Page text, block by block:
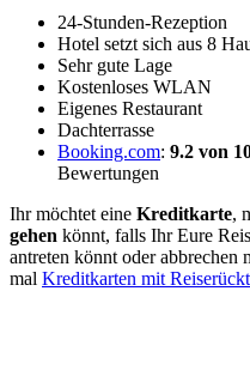
24-Stunden-Rezeption
Hotel setzt sich aus 8
Sehr gute Lage
Kostenloses WLAN
Eigenes Restaurant
Dachterrasse
Booking.com: 9.2 von
Bewertungen
Ihr möchtet eine Kreditkarte,
gehen könnt, falls Ihr Eure
antreten könnt oder abbrechen
mal Kreditkarten mit